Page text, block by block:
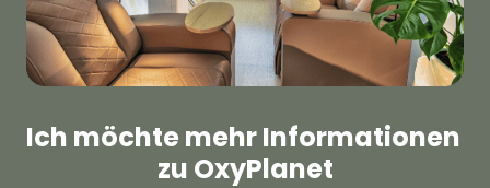
Ich möchte mehr Informationen
zu OxyPlanet